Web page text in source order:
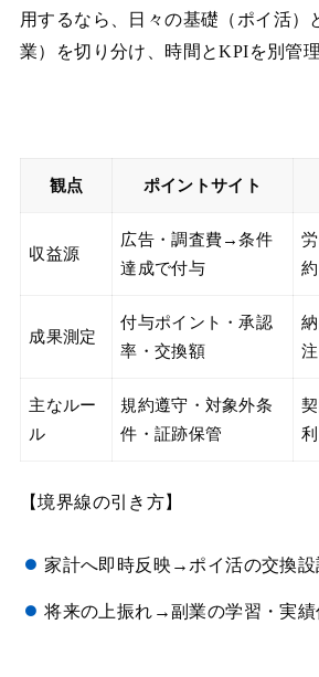
用するなら、日々の基礎（ポイ活）
業）を切り分け、時間とKPIを別管理
観点 ポイントサイト
収益源
広告・調査費→条件
達成で付与
成果測定
付与ポイント・承認
率・交換額
主なルー
ル
規約遵守・対象外条
件・証跡保管
【境界線の引き方】
家計へ即時反映→ポイ活の交換
将来の上振れ→副業の学習・実績